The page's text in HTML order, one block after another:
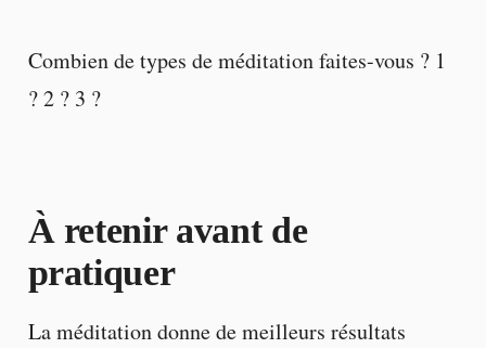
Combien de types de méditation faites-vous ? 1
? 2 ? 3 ?
À retenir avant de
pratiquer
La méditation donne de meilleurs résultats